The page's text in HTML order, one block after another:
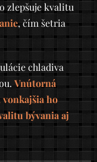
zlepšuje kvalitu
, čím šetria
chladiva
Vnútorná
vonkajšia ho
bývania aj